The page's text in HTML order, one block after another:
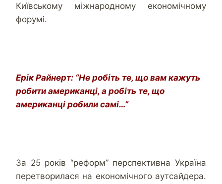
Київському міжнародному економічному
форумі.
Ерік Райнерт: “Не робіть те, що вам кажуть
робити американці, а робіть те, що
американці робили самі…”
За 25 років “реформ” перспективна Україна
перетворилася на економічного аутсайдера.